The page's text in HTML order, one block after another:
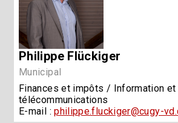
Philippe Flückiger
Municipal
Finances et impôts / Information et
télécommunications
E-mail :philippe.fluckiger@cugy-